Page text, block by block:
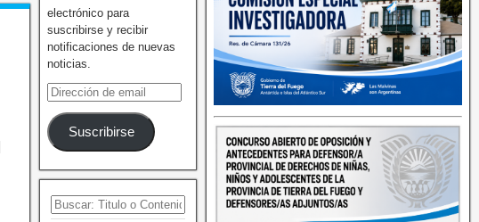
electrónico para
suscribirse y recibir
notificaciones de nuevas
noticias.
Suscribirse